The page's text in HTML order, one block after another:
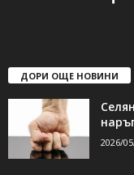
ДОРИ ОЩЕ НОВИНИ
2026/